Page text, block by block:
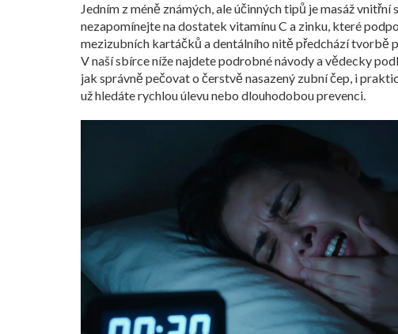
Jedním z méně známých, ale účinných tipů je masáž
nezapomínejte na dostatek vitamínu C a zinku, které
mezizubních kartáčků a dentálního nitě předchází tvorbě
V naší sbírce níže najdete podrobné návody a vědecky
jak správně pečovat o čerstvě nasazený zubní čep, i
už hledáte rychlou úlevu nebo dlouhodobou prevenci.